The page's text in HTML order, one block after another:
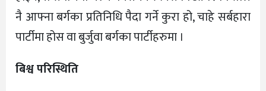
नै आफ्ना बर्गका प्रतिनिधि पैदा गर्ने कुरा हो, चाहे सर्बहारा
पार्टीमा होस वा बुर्जुवा बर्गका पार्टीहरुमा ।
बिश्व परिस्थिति